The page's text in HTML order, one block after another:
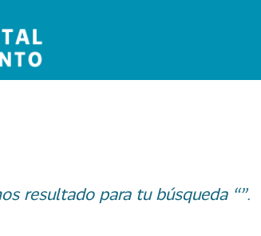
resultado para tu búsqueda “”.